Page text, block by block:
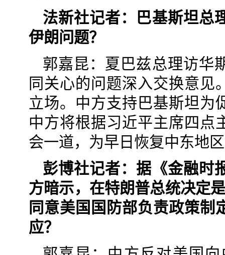
法新社记者：巴基斯坦总
伊朗问题？
郭嘉昆：夏巴兹总理访华
同关心的问题深入交换意见
立场。中方支持巴基斯坦为
中方将根据习近平主席四点
会一道，为早日恢复中东地
彭博社记者：据《金融时
方暗示，在特朗普总统决定
同意美国国防部负责政策制
应？